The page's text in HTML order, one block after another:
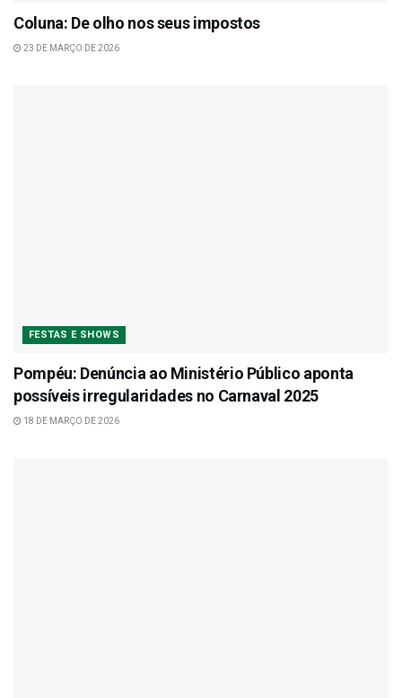
Coluna: De olho nos seus impostos
23 DE MARÇO DE 2026
FESTAS E SHOWS
Pompéu: Denúncia ao Ministério Público aponta
possíveis irregularidades no Carnaval 2025
18 DE MARÇO DE 2026